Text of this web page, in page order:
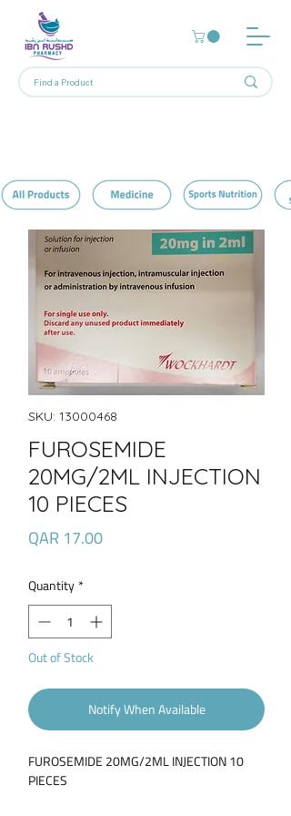
SKU: 13000468
FUROSEMIDE
20MG/2ML INJECTION
10 PIECES
QAR 17.00Price
Quantity*
Out of Stock
Notify When Available
FUROSEMIDE 20MG/2ML INJECTION 10
PIECES